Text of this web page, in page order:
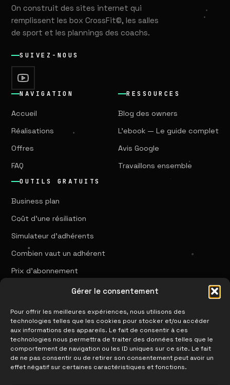
Gérer le consentement
Pour offrir les meilleures expériences, nous utilisons des
technologies telles que les cookies pour stocker et/ou accéder
aux informations des appareils. Le fait de consentir à ces
technologies nous permettra de traiter des données telles que le
comportement de navigation ou les ID uniques sur ce site. Le fait
de ne pas consentir ou de retirer son consentement peut avoir un
effet négatif sur certaines caractéristiques et fonctions.
On construit des sites internet qui
remplissent les box CrossFit©, les salles
de sport et les plannings des coachs.
SUIVEZ-NOUS
NAVIGATION
Accueil
Réalisations
Offres
FAQ
RESSOURCES
Blog des owners
L'ebook — Le guide complet
Avis Google
Travaillons ensemble
OUTILS GRATUITS
Business plan
Coût d'une résiliation
Simulateur d'adhérents
Combien vaut un adhérent
Prix d'abonnement
Capacité de salle
Checklist 90 jours
WEB